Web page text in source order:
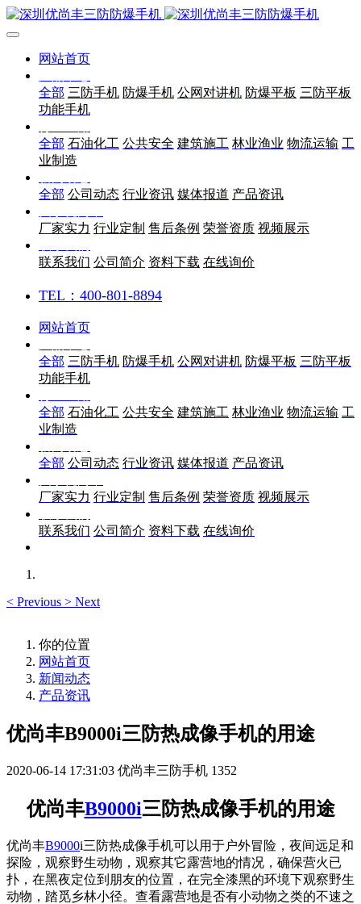
网站首页
全部 三防手机 防爆手机 公网对讲机 防爆平板 三防平板
功能手机
全部 石油化工 公共安全 建筑施工 林业渔业 物流运输 工
业制造
全部 公司动态 行业资讯 媒体报道 产品资讯
厂家实力 行业定制 售后条例 荣誉资质 视频展示
联系我们 公司简介 资料下载 在线询价
TEL：400-801-8894
网站首页
全部 三防手机 防爆手机 公网对讲机 防爆平板 三防平板
功能手机
全部 石油化工 公共安全 建筑施工 林业渔业 物流运输 工
业制造
全部 公司动态 行业资讯 媒体报道 产品资讯
厂家实力 行业定制 售后条例 荣誉资质 视频展示
联系我们 公司简介 资料下载 在线询价
< Previous > Next
你的位置
网站首页
新闻动态
产品资讯
优尚丰B9000i三防热成像手机的用途
2020-06-14 17:31:03 优尚丰三防手机 1352
优尚丰B9000i三防热成像手机的用途
优尚丰B9000i三防热成像手机可以用于户外冒险，夜间远足和
探险，观察野生动物，观察其它露营地的情况，确保营火已
扑，在黑夜定位到朋友的位置，在完全漆黑的环境下观察野生
动物，踏觅乡林小径。查看露营地是否有小动物之类的不速之